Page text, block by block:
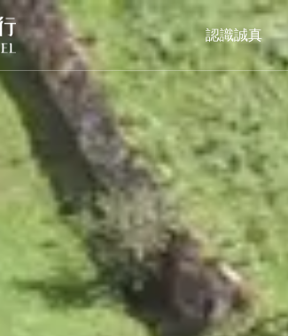
北歐 美洲
Americas
加拿大
酒節 暖心冬日｜
認識誠真